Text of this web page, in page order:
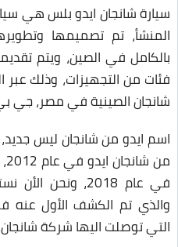
سيارة شانجان ايدو بلس هي
المنشأ، تم تصميمها
بالكامل في الصين، ويتم
فئات من التجهيزات، وذلك
شانجان الصينية في مصر، جي
اسم ايدو من شانجان ليس
في عام 2018، ونحن
التي توصلت اليها شركة